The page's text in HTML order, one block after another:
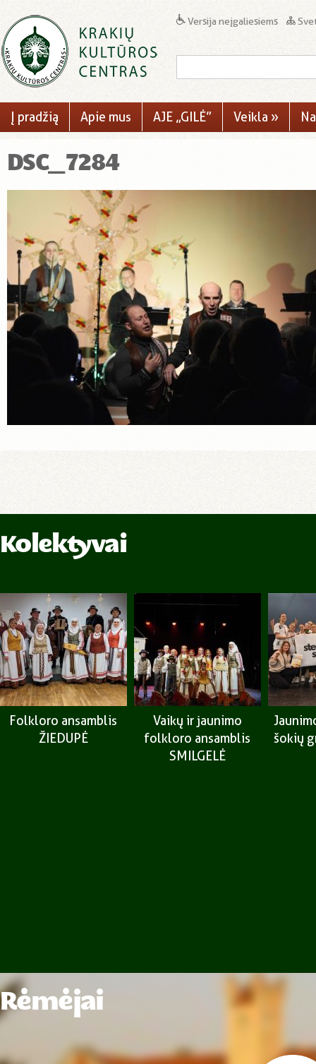
Versija neįgaliesiems
Į pradžią Apie mus AJE „GILĖ” Veikla »
DSC_7284
Kolektyvai
Folkloro ansamblis
ŽIEDUPĖ
Vaikų ir jaunimo
folkloro ansamblis
SMILGELĖ
šokių
Rėmėjai